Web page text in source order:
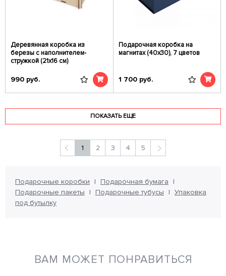
Деревянная коробка из
березы с наполнителем-
стружкой (21х16 см)
990 руб.
Подарочная коробка на
магнитах (40х30), 7 цветов
1 700 руб.
ПОКАЗАТЬ ЕЩЕ
1 2 3 4 5
Подарочные коробки
Подарочная бумага
Подарочные пакеты
Подарочные тубусы
Упаковка
под бутылку
ВАМ МОЖЕТ ПОНРАВИТЬСЯ